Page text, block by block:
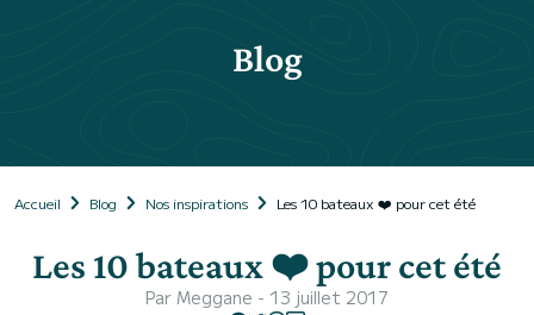
Blog
Accueil Blog Nos inspirations Les 10 bateaux ❤️ pour cet été
Les 10 bateaux ❤️ pour cet été
Par Meggane - 13 juillet 2017